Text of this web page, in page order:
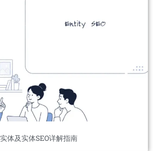
实体及实体SEO详解指南